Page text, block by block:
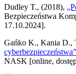
Dudley T., (2018),
Bezpieczeństwa
17.10.2024].
Gańko K., Kania D.,
cyberbezpieczeństwa”
NASK [online,